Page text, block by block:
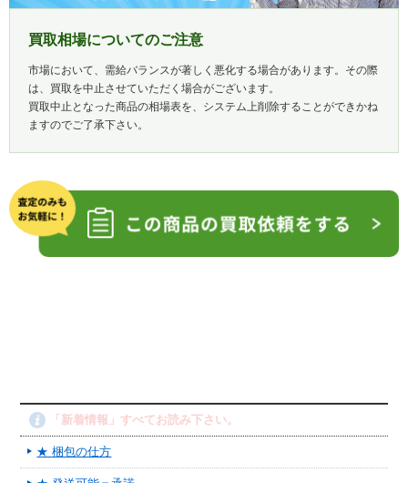
買取相場についてのご注意
市場において、需給バランスが著しく悪化する場合があります。その際
は、買取を中止させていただく場合がございます。
買取中止となった商品の相場表を、システム上削除することができかね
ますのでご了承下さい。
「新着情報」すべてお読み下さい。
★ 梱包の仕方